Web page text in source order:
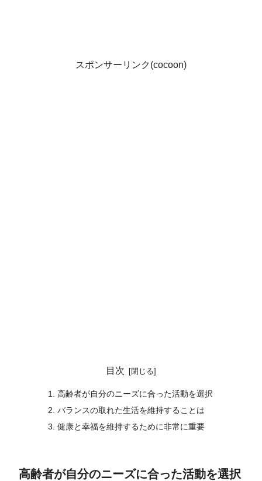
スポンサーリンク(cocoon)
目次
高齢者が自分のニーズに合った活動を選択
バランスの取れた生活を維持することは
健康と幸福を維持するために非常に重要
高齢者が自分のニーズに合った活動を選択